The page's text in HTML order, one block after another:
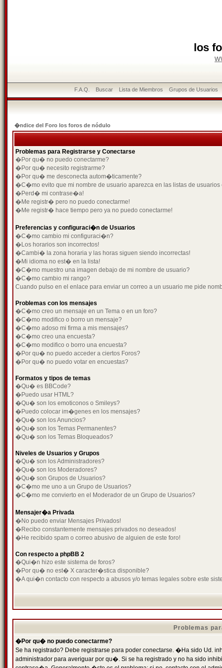
los
F.A.Q. Buscar Lista de Miembros Grupos de Usuarios
�ndice del Foro los foros de nódulo
Problemas para Registrarse y Conectarse
�Por qu� no puedo conectarme?
�Por qu� necesito registrarme?
�Por qu� me desconecta autom�ticamente?
�C�mo evito que mi nombre de usuario aparezca en las listas de usuarios
�Perd� mi contrase�a!
�Me registr� pero no puedo conectarme!
�Me registr� hace tiempo pero ya no puedo conectarme!
Preferencias y configuraci�n de Usuarios
�C�mo cambio mi configuraci�n?
�Los horarios son incorrectos!
�Cambi� la zona horaria y las horas siguen siendo incorrectas!
�Mi idioma no est� en la lista!
�C�mo muestro una imagen debajo de mi nombre de usuario?
�C�mo cambio mi rango?
Cuando pulso en el enlace para enviar un correo a un usuario me pide
Problemas con los mensajes
�C�mo creo un mensaje en un Tema o en un foro?
�C�mo modifico o borro un mensaje?
�C�mo adoso mi firma a mis mensajes?
�C�mo creo una encuesta?
�C�mo modifico o borro una encuesta?
�Por qu� no puedo acceder a ciertos Foros?
�Por qu� no puedo votar en encuestas?
Formatos y tipos de temas
�Qu� es BBCode?
�Puedo usar HTML?
�Qu� son los emoticonos o Smileys?
�Puedo colocar im�genes en los mensajes?
�Qu� son los Anuncios?
�Qu� son los Temas Permanentes?
�Qu� son los Temas Bloqueados?
Niveles de Usuarios y Grupos
�Qu� son los Administradores?
�Qu� son los Moderadores?
�Qu� son Grupos de Usuarios?
�C�mo me uno a un Grupo de Usuarios?
�C�mo me convierto en el Moderador de un Grupo de Usuarios?
Mensajer�a Privada
�No puedo enviar Mensajes Privados!
�Recibo constantemente mensajes privados no deseados!
�He recibido spam o correo abusivo de alguien de este foro!
Con respecto a phpBB 2
�Qui�n hizo este sistema de foros?
�Por qu� no est� X caracter�stica disponible?
�A qui�n contacto con respecto a abusos y/o temas legales sobre este
Problemas
�Por qu� no puedo conectarme?
Se ha registrado? Debe registrarse para poder conectarse. �Ha sido Ud.
administrador para averiguar por qu�. Si se ha registrado y no ha sido